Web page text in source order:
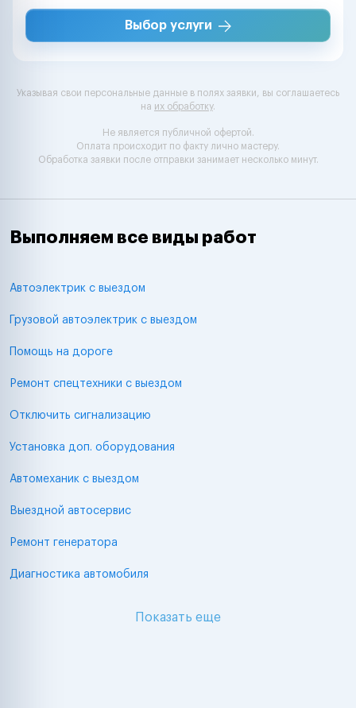
Выбор услуги
Указывая свои персональные данные в полях заявки, вы соглашаетесь
на их обработку.
Не является публичной офертой.
Оплата происходит по факту лично мастеру.
Обработка заявки после отправки занимает несколько минут.
Выполняем все виды работ
Автоэлектрик с выездом
Грузовой автоэлектрик с выездом
Помощь на дороге
Ремонт спецтехники с выездом
Отключить сигнализацию
Установка доп. оборудования
Автомеханик с выездом
Выездной автосервис
Ремонт генератора
Диагностика автомобиля
Показать еще